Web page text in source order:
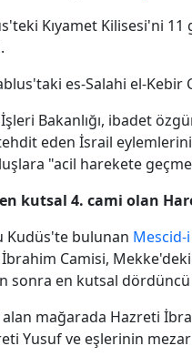
Kıyamet Kilisesi'ni 11
es-Salahi el-Kebir
Bakanlığı, ibadet
eden İsrail
"acil harekete geçme
kutsal 4. cami olan
Kudüs'te bulunan Mescid-
Camisi,
sonra en kutsal
mağarada Hazreti
Yusuf ve eşlerinin